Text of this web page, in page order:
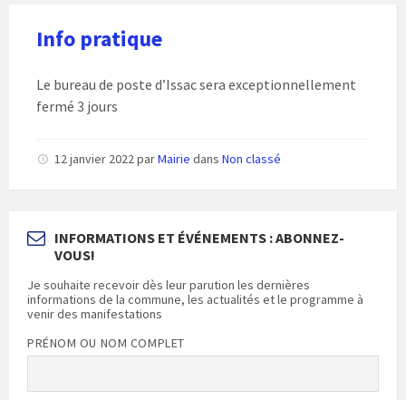
Info pratique
Le bureau de poste d’Issac sera exceptionnellement
fermé 3 jours
12 janvier 2022parMairie dans Non classé
INFORMATIONS ET ÉVÉNEMENTS : ABONNEZ-
VOUS!
Je souhaite recevoir dès leur parution les dernières
informations de la commune, les actualités et le programme à
venir des manifestations
PRÉNOM OU NOM COMPLET